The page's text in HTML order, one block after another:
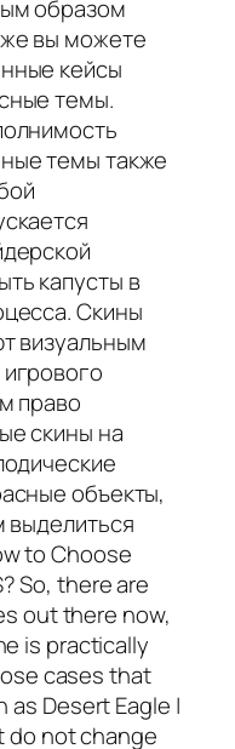
образом
вы можете
кейсы
темы.
темы также
капусты в
Скины
визуальным
право
скины на
объекты,
выделиться
to Choose
So, there are
out there now,
is practically
cases that
Desert Eagle |
do not change